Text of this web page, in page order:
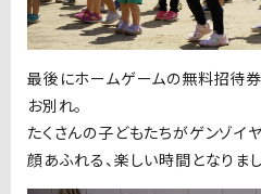
最後にホームゲームの無料招待券
お別れ。
たくさんの子どもたちがゲンゾイ
顔あふれる、楽しい時間となりまし